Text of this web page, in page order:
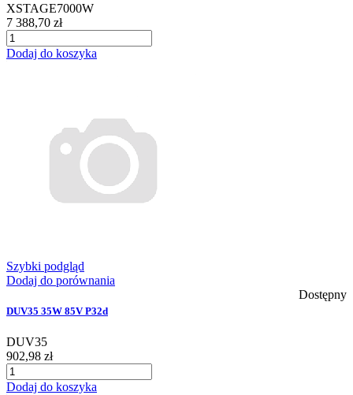
XSTAGE7000W
7 388,70 zł
Dodaj do koszyka
Szybki podgląd
Dodaj do porównania
Dostępny
DUV35 35W 85V P32d
DUV35
902,98 zł
Dodaj do koszyka